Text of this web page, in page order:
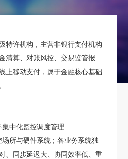
特许机构，主营非银行支付机构
清算、对账风控、交易监管报
上移动支付，属于金融核心基础
中化监控调度管理
所与硬件系统；各业务系统独
、同步延迟大、协同效率低、重